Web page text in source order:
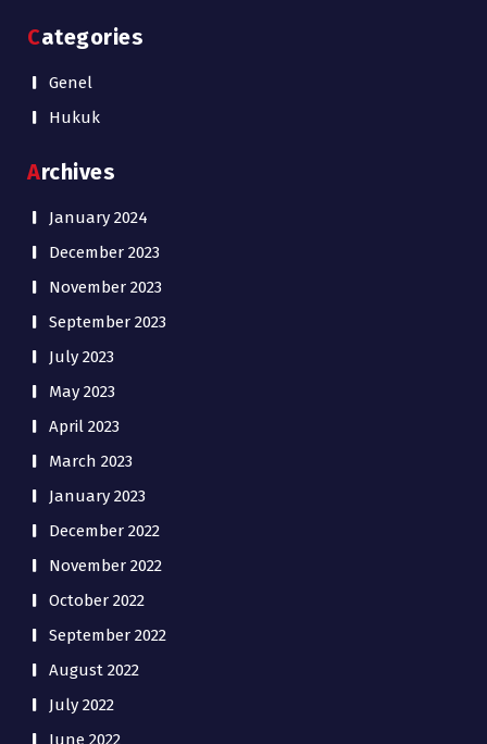
Categories
Genel
Hukuk
Archives
January 2024
December 2023
November 2023
September 2023
July 2023
May 2023
April 2023
March 2023
January 2023
December 2022
November 2022
October 2022
September 2022
August 2022
July 2022
June 2022